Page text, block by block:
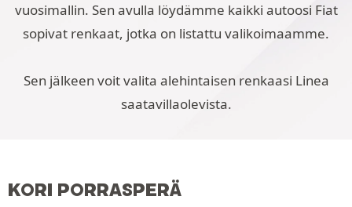
vuosimallin. Sen avulla löydämme kaikki autoosi Fiat
sopivat renkaat, jotka on listattu valikoimaamme.
Sen jälkeen voit valita alehintaisen renkaasi Linea
saatavillaolevista.
KORI PORRASPERÄ